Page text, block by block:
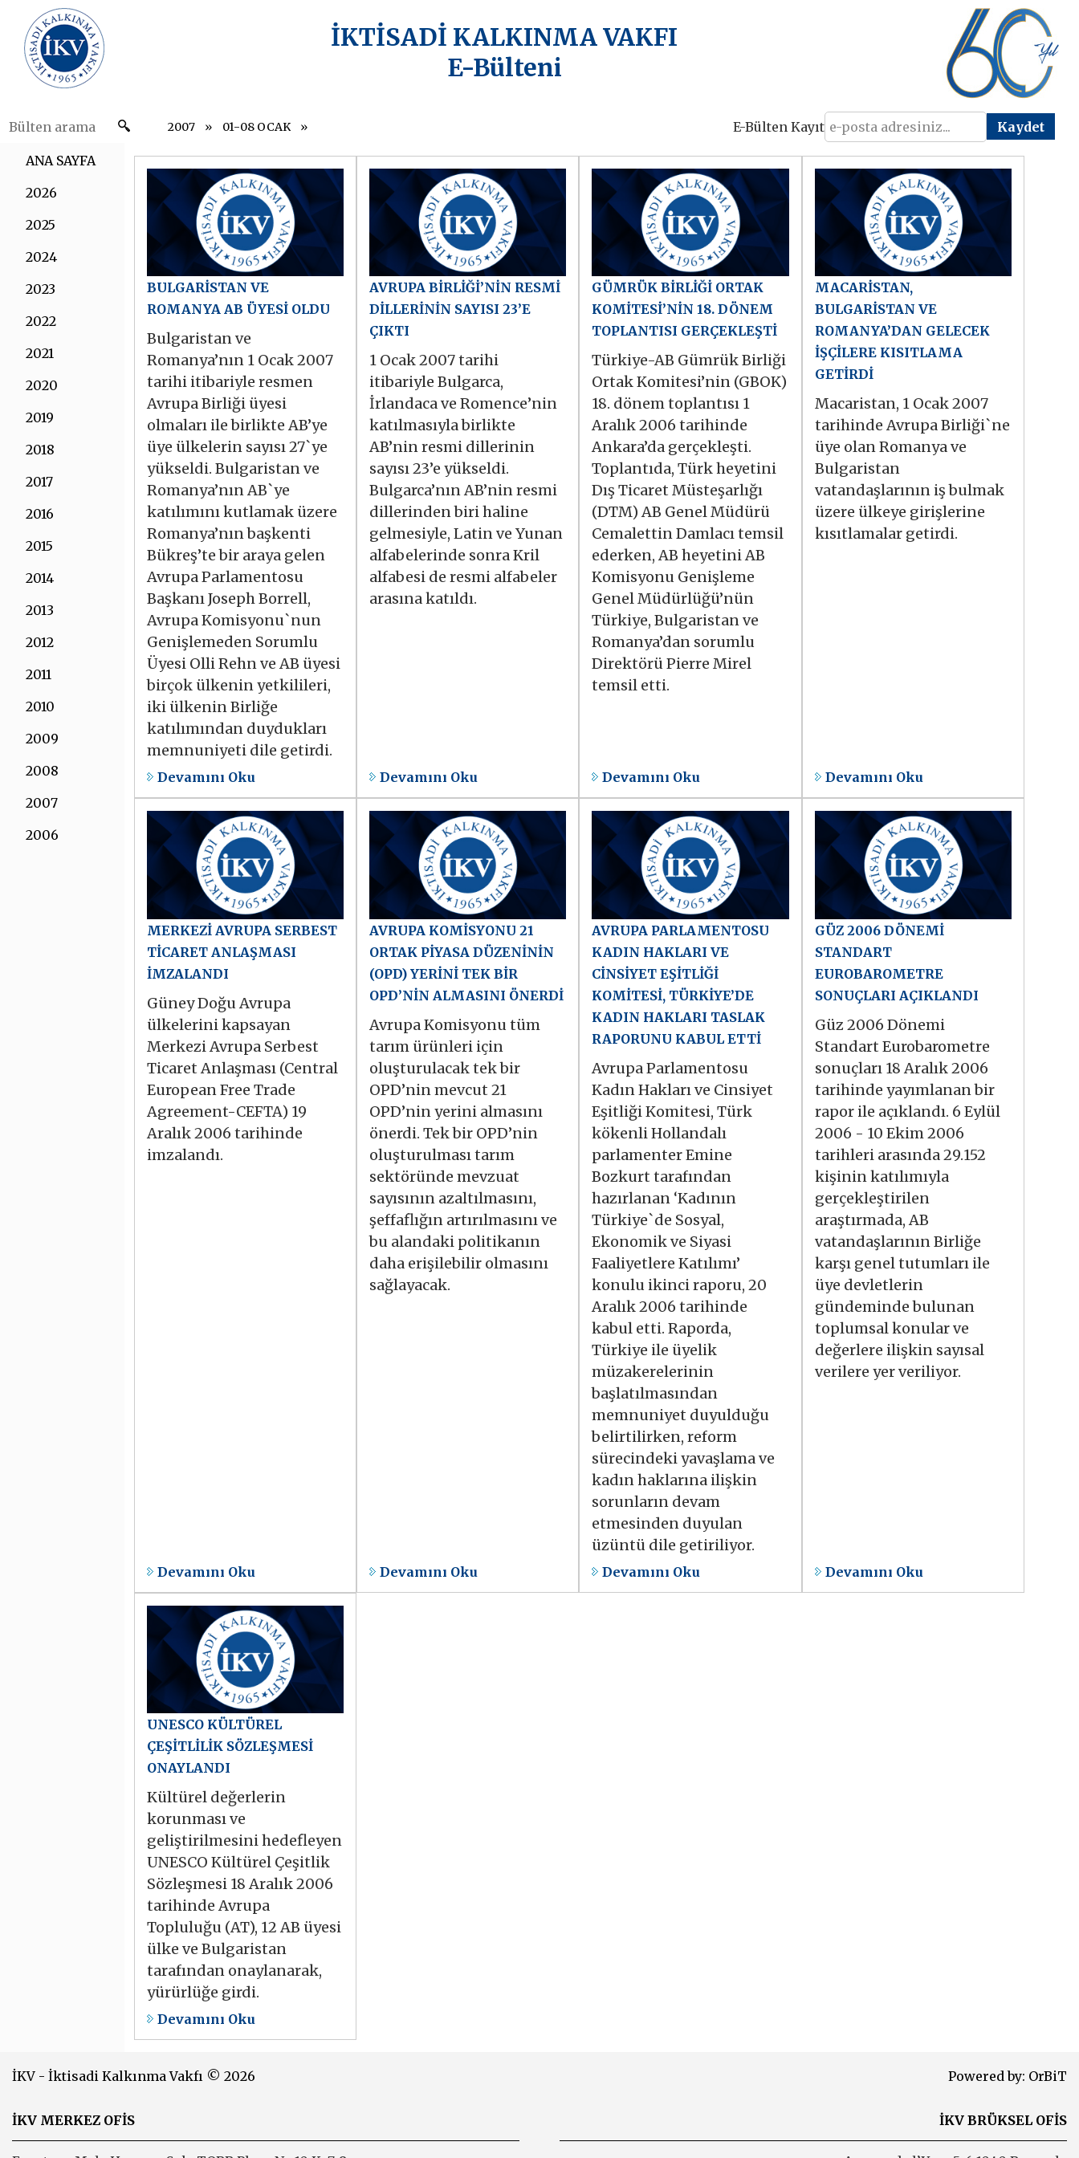
İKTİSADİ KALKINMA VAKFI
E-Bülteni
2007 01-08 OCAK E-Bülten Kayıt
ANA SAYFA
2026
2025
2024
2023
2022
2021
2020
2019
2018
2017
2016
2015
2014
2013
2012
2011
2010
2009
2008
2007
2006
BULGARİSTAN VE
ROMANYA AB ÜYESİ OLDU
Bulgaristan ve
Romanya’nın 1 Ocak 2007
tarihi itibariyle resmen
Avrupa Birliği üyesi
olmaları ile birlikte AB’ye
üye ülkelerin sayısı 27`ye
yükseldi. Bulgaristan ve
Romanya’nın AB`ye
katılımını kutlamak üzere
Romanya’nın başkenti
Bükreş’te bir araya gelen
Avrupa Parlamentosu
Başkanı Joseph Borrell,
Avrupa Komisyonu`nun
Genişlemeden Sorumlu
Üyesi Olli Rehn ve AB üyesi
birçok ülkenin yetkilileri,
iki ülkenin Birliğe
katılımından duydukları
memnuniyeti dile getirdi.
Devamını Oku
AVRUPA BİRLİĞİ’NİN RESMİ
DİLLERİNİN SAYISI 23’E
ÇIKTI
1 Ocak 2007 tarihi
itibariyle Bulgarca,
İrlandaca ve Romence’nin
katılmasıyla birlikte
AB’nin resmi dillerinin
sayısı 23’e yükseldi.
Bulgarca’nın AB’nin resmi
dillerinden biri haline
gelmesiyle, Latin ve Yunan
alfabelerinde sonra Kril
alfabesi de resmi alfabeler
arasına katıldı.
Devamını Oku
GÜMRÜK BİRLİĞİ ORTAK
KOMİTESİ’NİN 18. DÖNEM
TOPLANTISI GERÇEKLEŞTİ
Türkiye-AB Gümrük Birliği
Ortak Komitesi’nin (GBOK)
18. dönem toplantısı 1
Aralık 2006 tarihinde
Ankara’da gerçekleşti.
Toplantıda, Türk heyetini
Dış Ticaret Müsteşarlığı
(DTM) AB Genel Müdürü
Cemalettin Damlacı temsil
ederken, AB heyetini AB
Komisyonu Genişleme
Genel Müdürlüğü’nün
Türkiye, Bulgaristan ve
Romanya’dan sorumlu
Direktörü Pierre Mirel
temsil etti.
Devamını Oku
MACARİSTAN,
BULGARİSTAN VE
ROMANYA’DAN GELECEK
İŞÇİLERE KISITLAMA
GETİRDİ
Macaristan, 1 Ocak 2007
tarihinde Avrupa Birliği`ne
üye olan Romanya ve
Bulgaristan
vatandaşlarının iş bulmak
üzere ülkeye girişlerine
kısıtlamalar getirdi.
Devamını Oku
MERKEZİ AVRUPA SERBEST
TİCARET ANLAŞMASI
İMZALANDI
Güney Doğu Avrupa
ülkelerini kapsayan
Merkezi Avrupa Serbest
Ticaret Anlaşması (Central
European Free Trade
Agreement-CEFTA) 19
Aralık 2006 tarihinde
imzalandı.
Devamını Oku
AVRUPA KOMİSYONU 21
ORTAK PİYASA DÜZENİNİN
(OPD) YERİNİ TEK BİR
OPD’NİN ALMASINI ÖNERDİ
Avrupa Komisyonu tüm
tarım ürünleri için
oluşturulacak tek bir
OPD’nin mevcut 21
OPD’nin yerini almasını
önerdi. Tek bir OPD’nin
oluşturulması tarım
sektöründe mevzuat
sayısının azaltılmasını,
şeffaflığın artırılmasını ve
bu alandaki politikanın
daha erişilebilir olmasını
sağlayacak.
Devamını Oku
AVRUPA PARLAMENTOSU
KADIN HAKLARI VE
CİNSİYET EŞİTLİĞİ
KOMİTESİ, TÜRKİYE’DE
KADIN HAKLARI TASLAK
RAPORUNU KABUL ETTİ
Avrupa Parlamentosu
Kadın Hakları ve Cinsiyet
Eşitliği Komitesi, Türk
kökenli Hollandalı
parlamenter Emine
Bozkurt tarafından
hazırlanan ‘Kadının
Türkiye`de Sosyal,
Ekonomik ve Siyasi
Faaliyetlere Katılımı’
konulu ikinci raporu, 20
Aralık 2006 tarihinde
kabul etti. Raporda,
Türkiye ile üyelik
müzakerelerinin
başlatılmasından
memnuniyet duyulduğu
belirtilirken, reform
sürecindeki yavaşlama ve
kadın haklarına ilişkin
sorunların devam
etmesinden duyulan
üzüntü dile getiriliyor.
Devamını Oku
GÜZ 2006 DÖNEMİ
STANDART
EUROBAROMETRE
SONUÇLARI AÇIKLANDI
Güz 2006 Dönemi
Standart Eurobarometre
sonuçları 18 Aralık 2006
tarihinde yayımlanan bir
rapor ile açıklandı. 6 Eylül
2006 - 10 Ekim 2006
tarihleri arasında 29.152
kişinin katılımıyla
gerçekleştirilen
araştırmada, AB
vatandaşlarının Birliğe
karşı genel tutumları ile
üye devletlerin
gündeminde bulunan
toplumsal konular ve
değerlere ilişkin sayısal
verilere yer veriliyor.
Devamını Oku
UNESCO KÜLTÜREL
ÇEŞİTLİLİK SÖZLEŞMESİ
ONAYLANDI
Kültürel değerlerin
korunması ve
geliştirilmesini hedefleyen
UNESCO Kültürel Çeşitlik
Sözleşmesi 18 Aralık 2006
tarihinde Avrupa
Topluluğu (AT), 12 AB üyesi
ülke ve Bulgaristan
tarafından onaylanarak,
yürürlüğe girdi.
Devamını Oku
İKV - İktisadi Kalkınma Vakfı © 2026 Powered by: OrBiT
İKV MERKEZ OFİS İKV BRÜKSEL OFİS